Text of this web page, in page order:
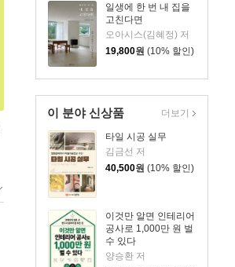
일생에 한 번 내 집을
고친다면
오아시스(김혜정) 저
19,800원 (10% 할인)
이 분야 신상품
타일 시공 실무
김금선 저
40,500원 (10% 할인)
이것만 알면 인테리어
공사로 1,000만 원 벌
수 있다
양승환 저
더보기